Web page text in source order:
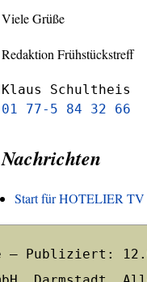
Viele Grüße
Redaktion Frühstückstreff
Klaus Schultheis
01 77-5 84 32 66
Nachrichten
Start für HOTELIER TV
– Publiziert: